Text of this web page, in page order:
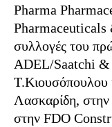
Pharma
Pharmaceuticals
συλλογές του
ADEL/Saatchi
Τ.Κιουσόπουλου
Λασκαρίδη,
στην FDO